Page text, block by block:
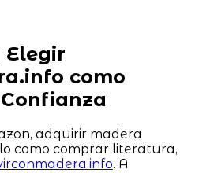
Elegir
como
adquirir madera
como comprar literatura,
. A